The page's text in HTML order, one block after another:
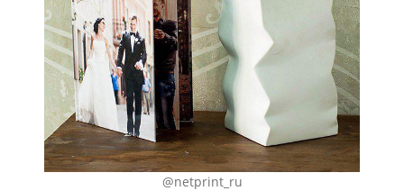
@netprint_ru